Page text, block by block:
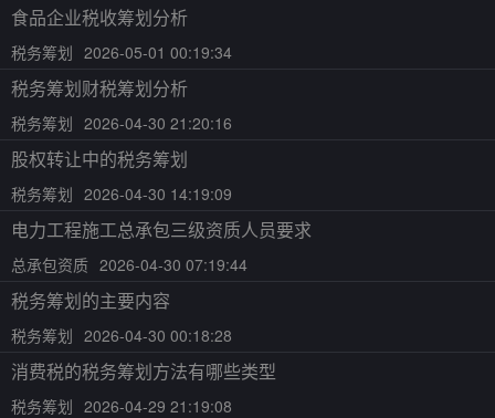
食品企业税收筹划分析
税务筹划 2026-05-01 00:19:34
税务筹划财税筹划分析
税务筹划 2026-04-30 21:20:16
股权转让中的税务筹划
税务筹划 2026-04-30 14:19:09
电力工程施工总承包三级资质人员要求
总承包资质 2026-04-30 07:19:44
税务筹划的主要内容
税务筹划 2026-04-30 00:18:28
消费税的税务筹划方法有哪些类型
税务筹划 2026-04-29 21:19:08